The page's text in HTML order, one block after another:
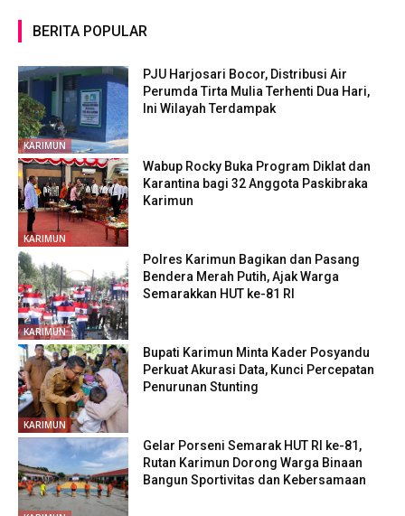
BERITA POPULAR
KARIMUN
PJU Harjosari Bocor, Distribusi Air
Perumda Tirta Mulia Terhenti Dua Hari,
Ini Wilayah Terdampak
KARIMUN
Wabup Rocky Buka Program Diklat dan
Karantina bagi 32 Anggota Paskibraka
Karimun
KARIMUN
Polres Karimun Bagikan dan Pasang
Bendera Merah Putih, Ajak Warga
Semarakkan HUT ke-81 RI
KARIMUN
Bupati Karimun Minta Kader Posyandu
Perkuat Akurasi Data, Kunci Percepatan
Penurunan Stunting
Gelar Porseni Semarak HUT RI ke-81,
Rutan Karimun Dorong Warga Binaan
Bangun Sportivitas dan Kebersamaan